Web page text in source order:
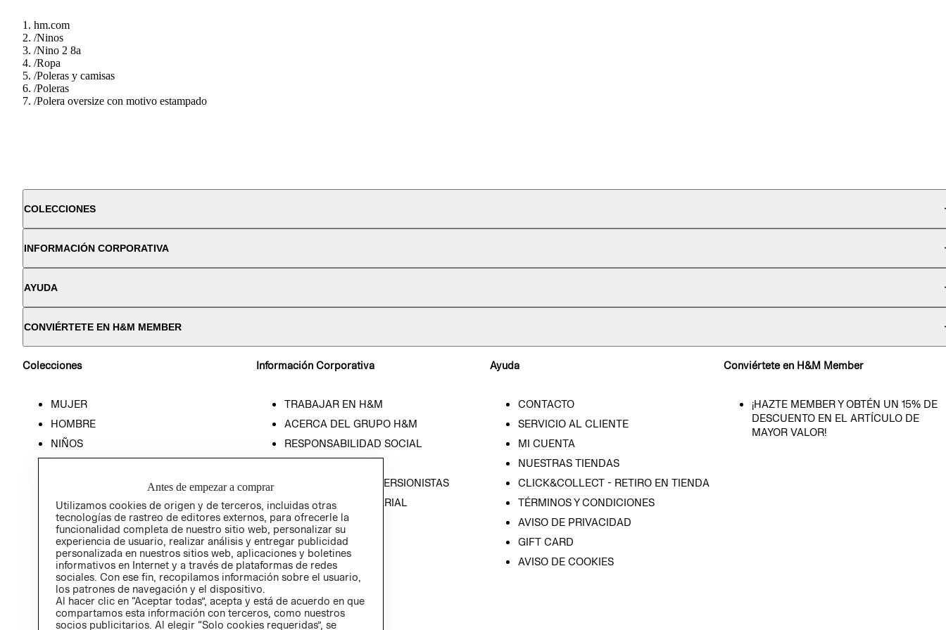
hm.com
/Ninos
/Nino 2 8a
/Ropa
/Poleras y camisas
/Poleras
/Polera oversize con motivo estampado
COLECCIONES
INFORMACIÓN CORPORATIVA
AYUDA
CONVIÉRTETE EN H&M MEMBER
Colecciones
MUJER
HOMBRE
NIÑOS
Información Corporativa
TRABAJAR EN H&M
ACERCA DEL GRUPO H&M
RESPONSABILIDAD SOCIAL
RELACIÓN CON INVERSIONISTAS
POLÍTICA EMPRESARIAL
Ayuda
CONTACTO
SERVICIO AL CLIENTE
MI CUENTA
NUESTRAS TIENDAS
CLICK&COLLECT - RETIRO EN TIENDA
TÉRMINOS Y CONDICIONES
AVISO DE PRIVACIDAD
GIFT CARD
AVISO DE COOKIES
Conviértete en H&M Member
¡HAZTE MEMBER Y OBTÉN UN 15% DE
DESCUENTO EN EL ARTÍCULO DE
MAYOR VALOR!
Antes de empezar a comprar
Utilizamos cookies de origen y de terceros, incluidas otras
tecnologías de rastreo de editores externos, para ofrecerle la
funcionalidad completa de nuestro sitio web, personalizar su
experiencia de usuario, realizar análisis y entregar publicidad
personalizada en nuestros sitios web, aplicaciones y boletines
informativos en Internet y a través de plataformas de redes
sociales. Con ese fin, recopilamos información sobre el usuario,
los patrones de navegación y el dispositivo.
Al hacer clic en “Aceptar todas”, acepta y está de acuerdo en que
compartamos esta información con terceros, como nuestros
socios publicitarios. Al elegir “Solo cookies requeridas”, se